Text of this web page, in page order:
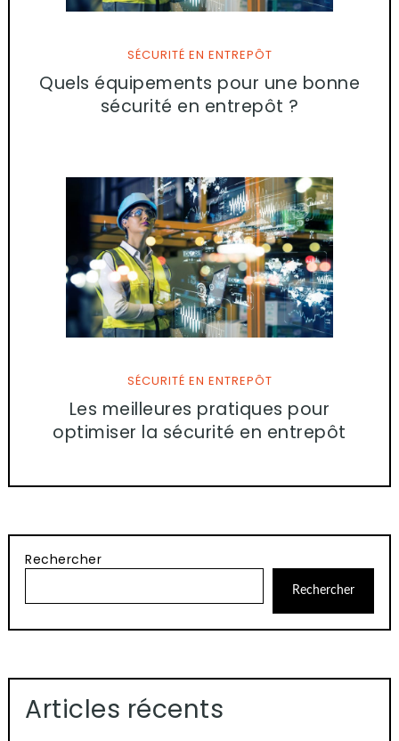
SÉCURITÉ EN ENTREPÔT
Quels équipements pour une bonne
sécurité en entrepôt ?
SÉCURITÉ EN ENTREPÔT
Les meilleures pratiques pour
optimiser la sécurité en entrepôt
Rechercher
Rechercher
Articles récents